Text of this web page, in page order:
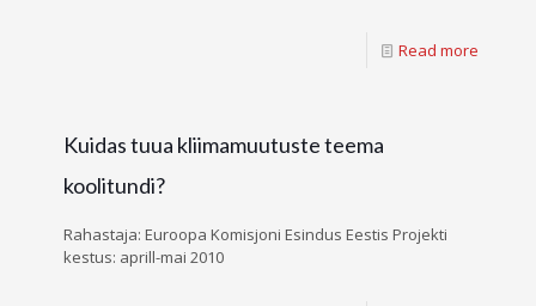
Read more
Kuidas tuua kliimamuutuste teema
koolitundi?
Rahastaja: Euroopa Komisjoni Esindus Eestis Projekti
kestus: aprill-mai 2010